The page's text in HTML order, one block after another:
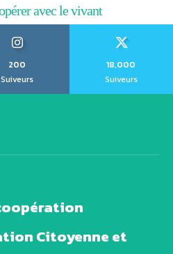
avec le vivant
200
Suiveurs
18,000
Suiveurs
Citoyenne et